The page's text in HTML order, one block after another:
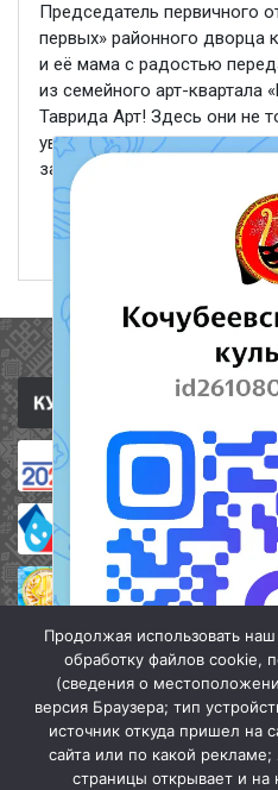
Председатель первичного
первых» районного дворца
и её мама с радостью
из семейного арт-
Таврида Арт! Здесь они не
увлекательных мастер-
замечательно проводят ...
Продолжая использовать
обработку файлов cookie,
(сведения о
версия Браузера; тип
источник откуда пришел на
сайта или по какой
страницы открывает и